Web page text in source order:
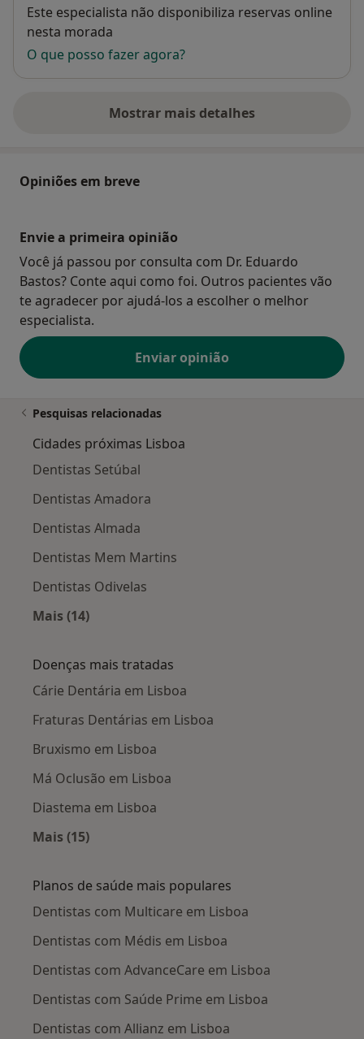
Disponibilidade
Este especialista não disponibiliza reservas online
nesta morada
O que posso fazer agora?
Mostrar mais detalhes
sobre o endereço
Opiniões em breve
Envie a primeira opinião
Você já passou por consulta com Dr. Eduardo
Bastos? Conte aqui como foi. Outros pacientes vão
te agradecer por ajudá-los a escolher o melhor
especialista.
Enviar opinião
Pesquisas relacionadas
Cidades próximas Lisboa
Dentistas Setúbal
Dentistas Amadora
Dentistas Almada
Dentistas Mem Martins
Dentistas Odivelas
Mais (14)
Doenças mais tratadas
Cárie Dentária em Lisboa
Fraturas Dentárias em Lisboa
Bruxismo em Lisboa
Má Oclusão em Lisboa
Diastema em Lisboa
Mais (15)
Planos de saúde mais populares
Dentistas com Multicare em Lisboa
Dentistas com Médis em Lisboa
Dentistas com AdvanceCare em Lisboa
Dentistas com Saúde Prime em Lisboa
Dentistas com Allianz em Lisboa